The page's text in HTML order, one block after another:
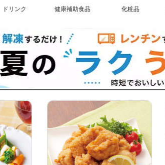
ドリンク 健康補助食品 化粧品